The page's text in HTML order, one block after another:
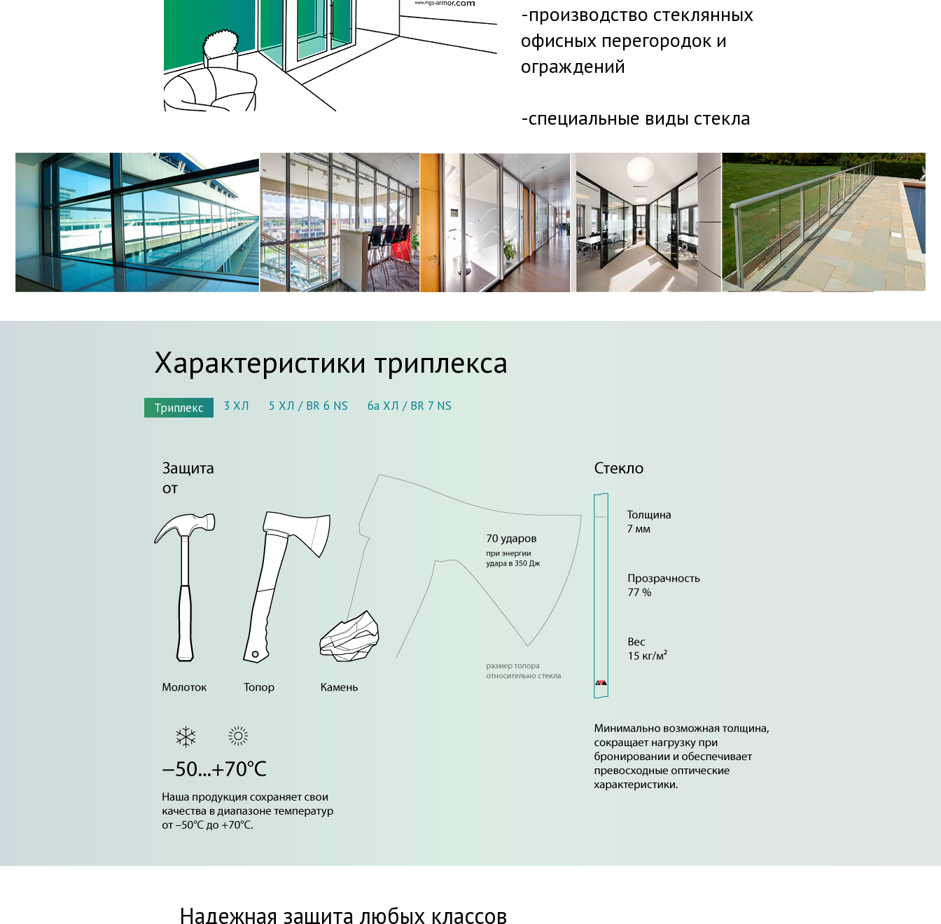
-производство стеклянных
офисных перегородок и
ограждений
-специальные виды стекла
Характеристики триплекса
Триплекс 3 ХЛ 5 ХЛ / BR 6 NS 6а ХЛ / BR 7 NS
Надежная защита любых классов